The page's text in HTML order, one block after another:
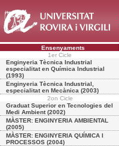
Ensenyaments
1er Cicle
Enginyeria Tècnica Industrial
especialitat en Química Industrial
(1993)
Enginyeria Tècnica Industrial,
especialitat en Mecànica (2003)
2on Cicle
Graduat Superior en Tecnologies del
Medi Ambient (2002)
MÀSTER: ENGINYERIA AMBIENTAL
(2005)
MÀSTER: ENGINYERIA QUÍMICA I
PROCESSOS (2004)